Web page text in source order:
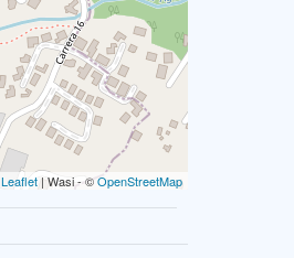
Leaflet| Wasi - ©OpenStreetMap